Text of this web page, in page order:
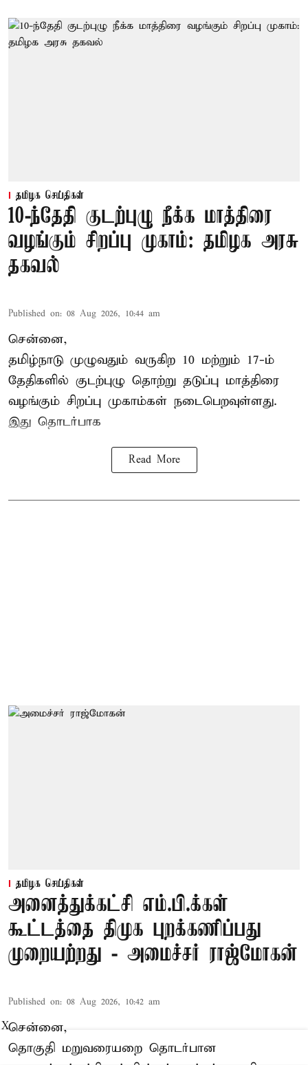
தமிழக செய்திகள்
10-ந்தேதி குடற்புழு நீக்க மாத்திரை
வழங்கும் சிறப்பு முகாம்: தமிழக அரசு
தகவல்
Published on: 08 Aug 2026, 10:44 am
சென்னை,
தமிழ்நாடு முழுவதும் வருகிற 10 மற்றும் 17-ம்
தேதிகளில் குடற்புழு தொற்று தடுப்பு மாத்திரை
வழங்கும் சிறப்பு முகாம்கள் நடைபெறவுள்ளது.
இது தொடர்பாக
Read More
தமிழக செய்திகள்
அனைத்துக்கட்சி எம்.பி.க்கள்
கூட்டத்தை திமுக புறக்கணிப்பது
முறையற்றது - அமைச்சர் ராஜ்மோகன்
Published on: 08 Aug 2026, 10:42 am
சென்னை,
தொகுதி மறுவரையறை தொடர்பான
X